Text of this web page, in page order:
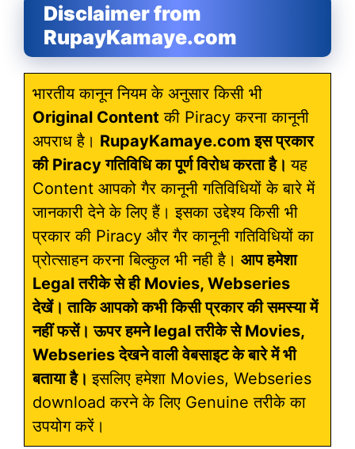
Disclaimer from
RupayKamaye.com
भारतीय कानून नियम के अनुसार किसी भी
Original Content की Piracy करना कानूनी
अपराध है। RupayKamaye.com इस प्रकार
की Piracy गतिविधि का पूर्ण विरोध करता है।यह
Content आपको गैर कानूनी गतिविधियों के बारे में
जानकारी देने के लिए हैं। इसका उद्देश्य किसी भी
प्रकार की Piracy और गैर कानूनी गतिविधियों का
प्रोत्साहन करना बिल्कुल भी नही है। आप हमेशा
Legal तरीके से ही Movies, Webseries
देखें। ताकि आपको कभी किसी प्रकार की समस्या में
नहीं फसें। ऊपर हमने legal तरीके से Movies,
Webseries देखने वाली वेबसाइट के बारे में भी
बताया है।इसलिए हमेशा Movies, Webseries
download करने के लिए Genuine तरीके का
उपयोग करें।